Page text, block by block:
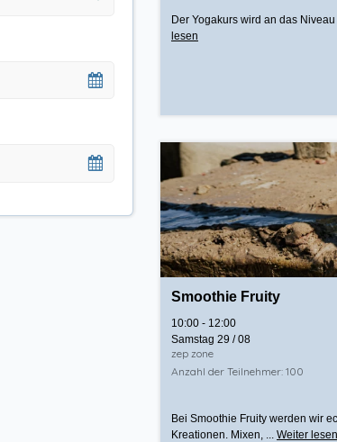
Der Yogakurs wird an das
lesen
Smoothie Fruity
10:00 - 12:00
Samstag 29 / 08
zep zone
Anzahl der Teilnehmer: 100
Bei Smoothie Fruity werden wir
Kreationen. Mixen, ... Weiter lesen